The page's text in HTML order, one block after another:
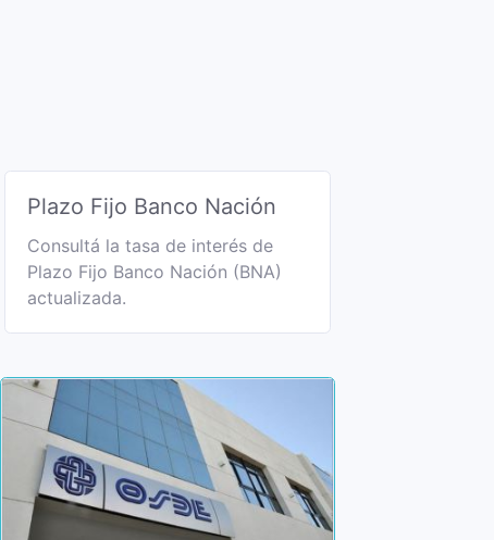
Plazo Fijo Banco Nación
Consultá la tasa de interés de
Plazo Fijo Banco Nación (BNA)
actualizada.